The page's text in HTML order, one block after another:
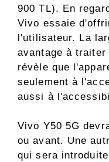
900 TL). En
Vivo essaie
l'utilisateur. La
avantage à
révèle que
seulement à
aussi à
Vivo Y50 5G
ou avant. Une
qui sera